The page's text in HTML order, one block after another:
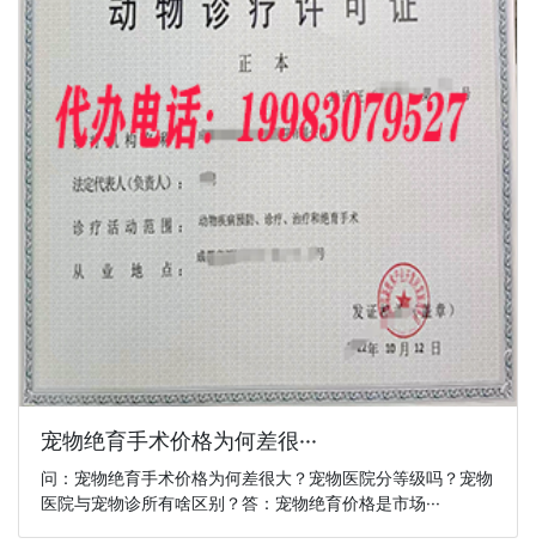
宠物绝育手术价格为何差很···
问：宠物绝育手术价格为何差很大？宠物医院分等级吗？宠物
医院与宠物诊所有啥区别？答：宠物绝育价格是市场···